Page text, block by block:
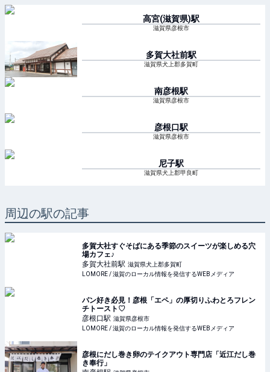
高宮(滋賀県)駅
滋賀県彦根市
多賀大社前駅
滋賀県犬上郡多賀町
南彦根駅
滋賀県彦根市
彦根口駅
滋賀県彦根市
尼子駅
滋賀県犬上郡甲良町
周辺の駅の記事
多賀大社すぐそばにある季節のスイーツが楽しめる穴
場カフェ♪
多賀大社前駅 滋賀県犬上郡多賀町
LOMORE / 滋賀のローカル情報を発信するWEBメディア
パン好き必見！彦根「エペ」の厚切りふわとろフレン
チトースト♡
彦根口駅 滋賀県彦根市
LOMORE / 滋賀のローカル情報を発信するWEBメディア
彦根にだし巻き卵のテイクアウト専門店「近江だし巻
き奉行」